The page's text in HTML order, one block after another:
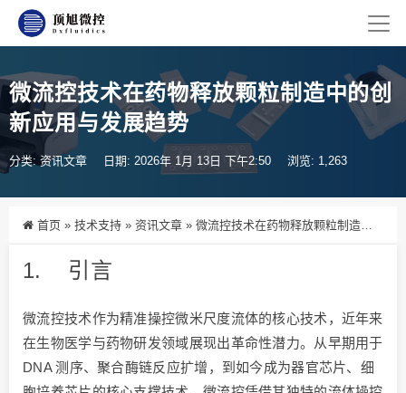
微流控技术在药物释放颗粒制造中的创
新应用与发展趋势
分类: 资讯文章 日期: 2026年 1月 13日 下午2:50 浏览: 1,263
首页 » 技术支持 » 资讯文章 » 微流控技术在药物释放颗粒制造中的创新应用与发展趋势
1. 引言
微流控技术作为精准操控微米尺度流体的核心技术，近年来
在生物医学与药物研发领域展现出革命性潜力。从早期用于
DNA 测序、聚合酶链反应扩增，到如今成为器官芯片、细